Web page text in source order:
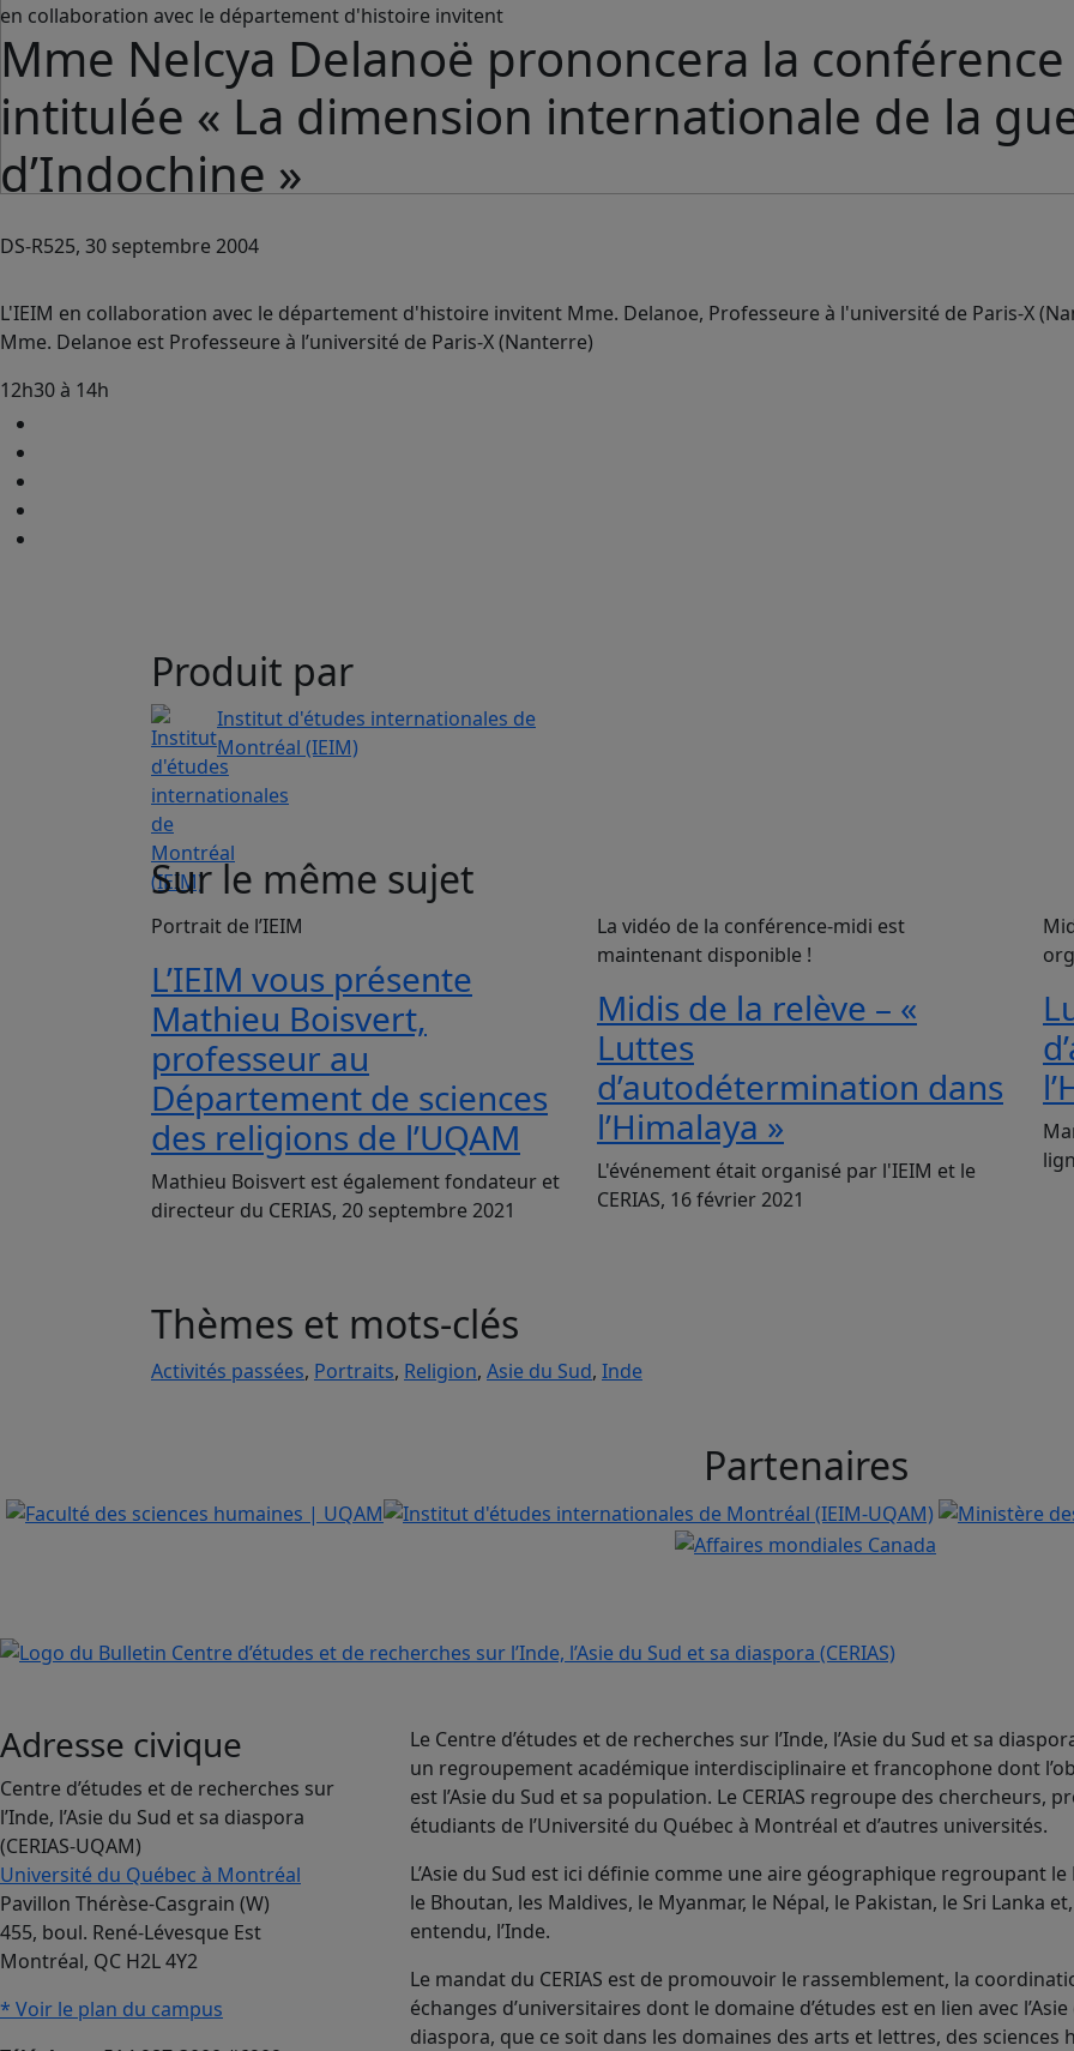
en collaboration avec le département d'histoire invitent
Mme Nelcya Delanoë prononcera la conférence
intitulée « La dimension internationale de la
d’Indochine »
DS-R525, 30 septembre 2004
L'IEIM en collaboration avec le département d'histoire invitent Mme. Delanoe, Professeure à l'université de Paris-X
Mme. Delanoe est Professeure à l’université de Paris-X (Nanterre)
12h30 à 14h
Produit par
Institut d'études internationales de
Montréal (IEIM)
Sur le même sujet
Portrait de l’IEIM
L’IEIM vous présente
Mathieu Boisvert,
professeur au
Département de sciences
des religions de l’UQAM
Mathieu Boisvert est également fondateur et
directeur du CERIAS, 20 septembre 2021
La vidéo de la conférence-midi est
maintenant disponible !
Midis de la relève – «
Luttes
d’autodétermination dans
l’Himalaya »
L'événement était organisé par l'IEIM et le
CERIAS, 16 février 2021
Thèmes et mots-clés
Activités passées, Portraits, Religion, Asie du Sud, Inde
Partenaires
Adresse civique
Centre d’études et de recherches sur
l’Inde, l’Asie du Sud et sa diaspora
(CERIAS-UQAM)
Université du Québec à Montréal
Pavillon Thérèse-Casgrain (W)
455, boul. René-Lévesque Est
Montréal, QC H2L 4Y2
* Voir le plan du campus
Le Centre d’études et de recherches sur l’Inde, l’Asie du Sud et sa
un regroupement académique interdisciplinaire et francophone dont
est l’Asie du Sud et sa population. Le CERIAS regroupe des chercheurs,
étudiants de l’Université du Québec à Montréal et d’autres universités.
L’Asie du Sud est ici définie comme une aire géographique regroupant le
le Bhoutan, les Maldives, le Myanmar, le Népal, le Pakistan, le Sri Lanka
entendu, l’Inde.
Le mandat du CERIAS est de promouvoir le rassemblement, la
échanges d’universitaires dont le domaine d’études est en lien avec
diaspora, que ce soit dans les domaines des arts et lettres, des sciences